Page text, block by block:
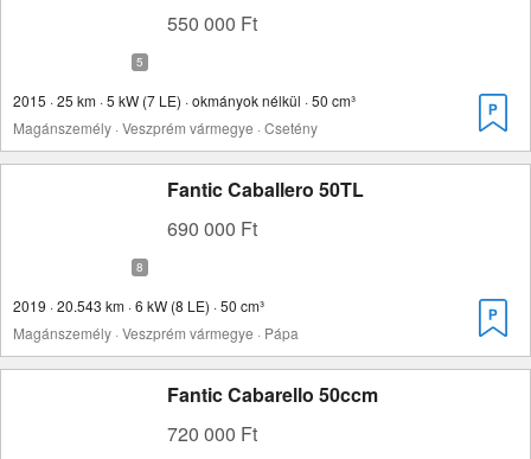
550 000 Ft
2015 · 25 km · 5 kW (7 LE) · okmányok nélkül · 50 cm³
Magánszemély · Veszprém vármegye · Csetény
Fantic Caballero 50TL
690 000 Ft
2019 · 20.543 km · 6 kW (8 LE) · 50 cm³
Magánszemély · Veszprém vármegye · Pápa
Fantic Cabarello 50ccm
720 000 Ft